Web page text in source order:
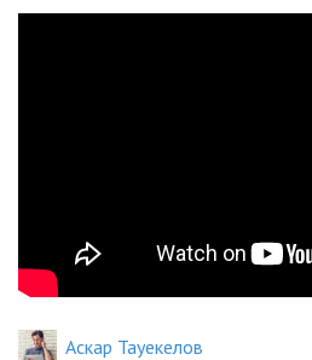
Аскар Тауекелов